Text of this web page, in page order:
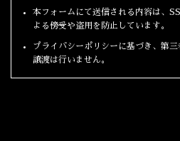
本フォームにて送信される内容は、
よる傍受や盗用を防止しています。
プライバシーポリシーに基づき、第
譲渡は行いません。